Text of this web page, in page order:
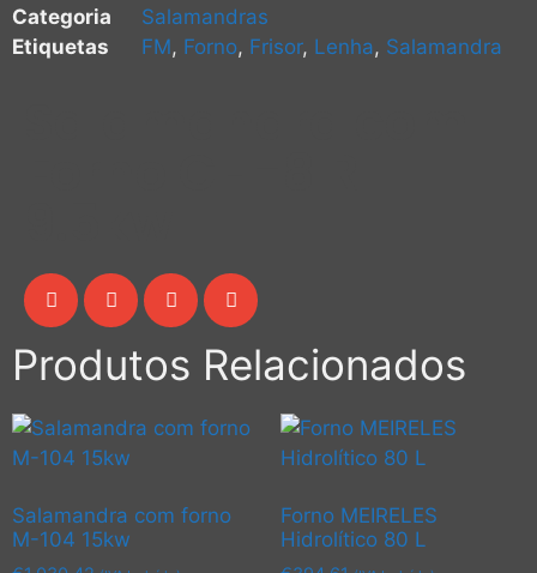
Categoria
Salamandras
Etiquetas
FM, Forno, Frisor, Lenha, Salamandra
Produtos Relacionados
Salamandra com forno
M-104 15kw
Forno MEIRELES
Hidrolítico 80 L